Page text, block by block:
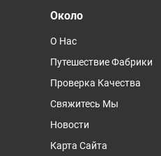
Около
О Нас
Путешествие Фабрики
Проверка Качества
Свяжитесь Мы
Новости
Карта Сайта